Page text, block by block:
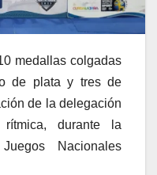
medallas colgadas
de plata y tres de
de la delegación
rítmica, durante la
Nacionales